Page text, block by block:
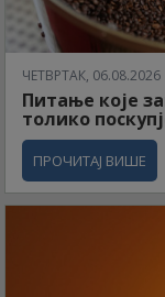
ЧЕТВРТАК,
Питање које
толико
ПРОЧИТАЈ ВИШЕ